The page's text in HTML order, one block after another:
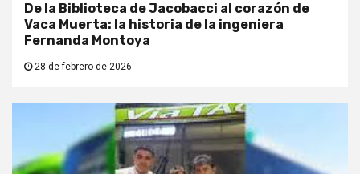
De la Biblioteca de Jacobacci al corazón de
Vaca Muerta: la historia de la ingeniera
Fernanda Montoya
28 de febrero de 2026